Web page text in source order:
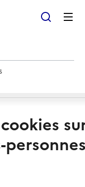
âgées par